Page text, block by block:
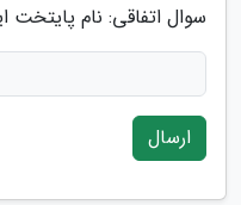
سوال اتفاقی: نام
ارسال